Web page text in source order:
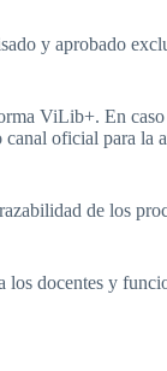
y aprobado
ViLib+. En
oficial para
de los
docentes y